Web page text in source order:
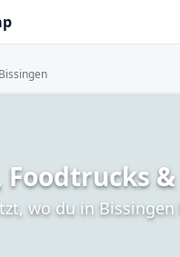
Bissingen
wo du in